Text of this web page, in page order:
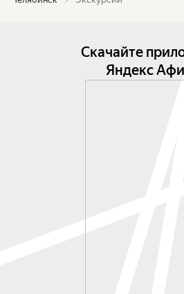
Скачайте
Яндекс